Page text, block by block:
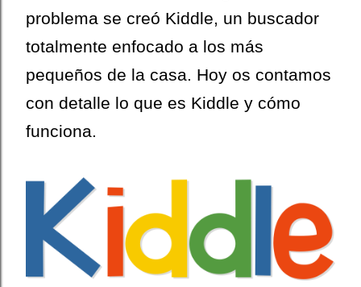
problema se creó Kiddle, un buscador
totalmente enfocado a los más
pequeños de la casa. Hoy os contamos
con detalle lo que es Kiddle y cómo
funciona.